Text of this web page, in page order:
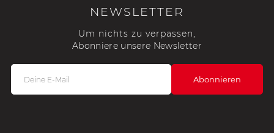
NEWSLETTER
Um nichts zu verpassen,
Abonniere unsere Newsletter